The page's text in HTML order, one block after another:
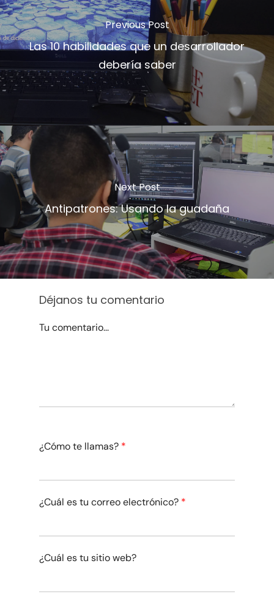
Previous Post
Las 10 habilidades que un desarrollador
debería saber
Next Post
Antipatrones: Usando la guadaña
Déjanos tu comentario
Tu comentario...
¿Cómo te llamas? *
¿Cuál es tu correo electrónico? *
¿Cuál es tu sitio web?